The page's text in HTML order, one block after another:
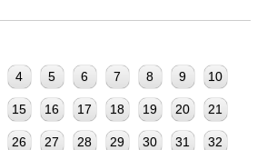
4 5 6 7 8 9 10
15 16 17 18 19 20 21
26 27 28 29 30 31 32